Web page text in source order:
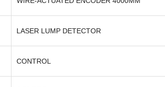
LASER LUMP DETECTOR
CONTROL